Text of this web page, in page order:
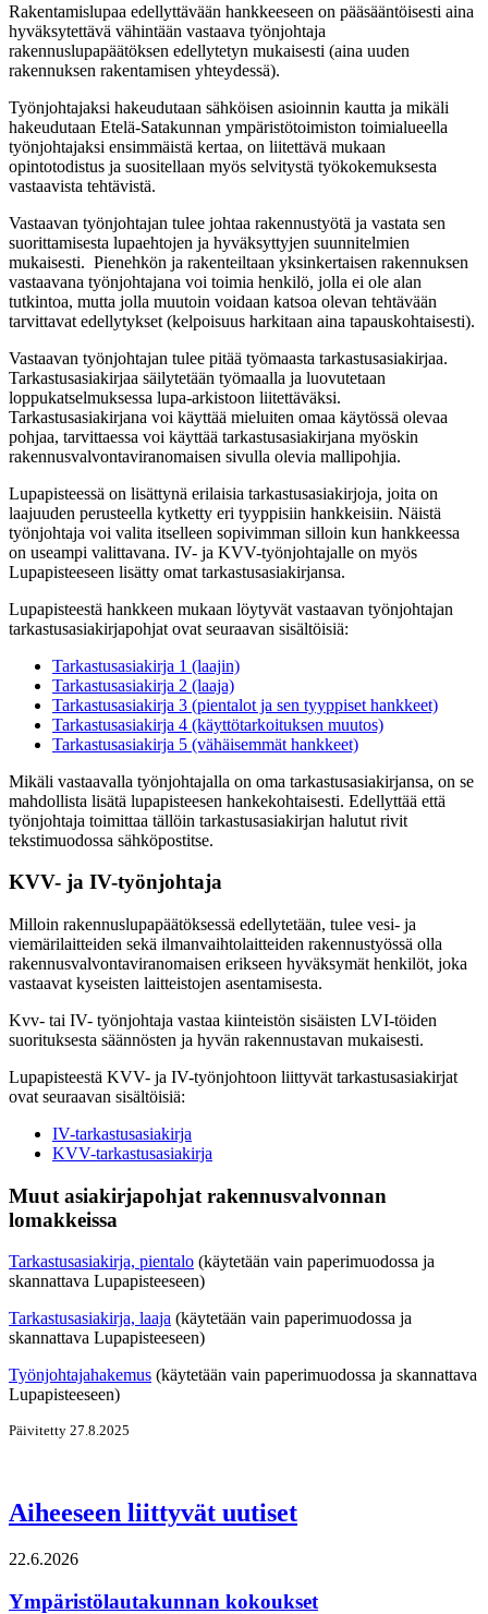
Rakentamislupaa edellyttävään hankkeeseen on pääsääntöisesti aina
hyväksytettävä vähintään vastaava työnjohtaja
rakennuslupapäätöksen edellytetyn mukaisesti (aina uuden
rakennuksen rakentamisen yhteydessä).
Työnjohtajaksi hakeudutaan sähköisen asioinnin kautta ja mikäli
hakeudutaan Etelä-Satakunnan ympäristötoimiston toimialueella
työnjohtajaksi ensimmäistä kertaa, on liitettävä mukaan
opintotodistus ja suositellaan myös selvitystä työkokemuksesta
vastaavista tehtävistä.
Vastaavan työnjohtajan tulee johtaa rakennustyötä ja vastata sen
suorittamisesta lupaehtojen ja hyväksyttyjen suunnitelmien
mukaisesti. Pienehkön ja rakenteiltaan yksinkertaisen rakennuksen
vastaavana työnjohtajana voi toimia henkilö, jolla ei ole alan
tutkintoa, mutta jolla muutoin voidaan katsoa olevan tehtävään
tarvittavat edellytykset (kelpoisuus harkitaan aina tapauskohtaisesti).
Vastaavan työnjohtajan tulee pitää työmaasta tarkastusasiakirjaa.
Tarkastusasiakirjaa säilytetään työmaalla ja luovutetaan
loppukatselmuksessa lupa-arkistoon liitettäväksi.
Tarkastusasiakirjana voi käyttää mieluiten omaa käytössä olevaa
pohjaa, tarvittaessa voi käyttää tarkastusasiakirjana myöskin
rakennusvalvontaviranomaisen sivulla olevia mallipohjia.
Lupapisteessä on lisättynä erilaisia tarkastusasiakirjoja, joita on
laajuuden perusteella kytketty eri tyyppisiin hankkeisiin. Näistä
työnjohtaja voi valita itselleen sopivimman silloin kun hankkeessa
on useampi valittavana. IV- ja KVV-työnjohtajalle on myös
Lupapisteeseen lisätty omat tarkastusasiakirjansa.
Lupapisteestä hankkeen mukaan löytyvät vastaavan työnjohtajan
tarkastusasiakirjapohjat ovat seuraavan sisältöisiä:
Tarkastusasiakirja 1 (laajin)
Tarkastusasiakirja 2 (laaja)
Tarkastusasiakirja 3 (pientalot ja sen tyyppiset hankkeet)
Tarkastusasiakirja 4 (käyttötarkoituksen muutos)
Tarkastusasiakirja 5 (vähäisemmät hankkeet)
Mikäli vastaavalla työnjohtajalla on oma tarkastusasiakirjansa, on se
mahdollista lisätä lupapisteesen hankekohtaisesti. Edellyttää että
työnjohtaja toimittaa tällöin tarkastusasiakirjan halutut rivit
tekstimuodossa sähköpostitse.
KVV- ja IV-työnjohtaja
Milloin rakennuslupapäätöksessä edellytetään, tulee vesi- ja
viemärilaitteiden sekä ilmanvaihtolaitteiden rakennustyössä olla
rakennusvalvontaviranomaisen erikseen hyväksymät henkilöt, joka
vastaavat kyseisten laitteistojen asentamisesta.
Kvv- tai IV- työnjohtaja vastaa kiinteistön sisäisten LVI-töiden
suorituksesta säännösten ja hyvän rakennustavan mukaisesti.
Lupapisteestä KVV- ja IV-työnjohtoon liittyvät tarkastusasiakirjat
ovat seuraavan sisältöisiä:
IV-tarkastusasiakirja
KVV-tarkastusasiakirja
Muut asiakirjapohjat rakennusvalvonnan
lomakkeissa
Tarkastusasiakirja, pientalo (käytetään vain paperimuodossa ja
skannattava Lupapisteeseen)
Tarkastusasiakirja, laaja (käytetään vain paperimuodossa ja
skannattava Lupapisteeseen)
Työnjohtajahakemus (käytetään vain paperimuodossa ja skannattava
Lupapisteeseen)
Päivitetty 27.8.2025
Aiheeseen liittyvät uutiset
22.6.2026
Ympäristölautakunnan kokoukset